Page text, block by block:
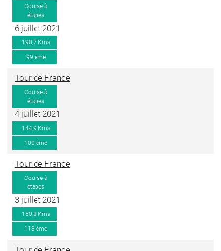
Course à
étapes
6 juillet 2021
190,7 Kms
99 ème
Tour de France
Course à
étapes
4 juillet 2021
144,9 Kms
100 ème
Tour de France
Course à
étapes
3 juillet 2021
150,8 Kms
113 ème